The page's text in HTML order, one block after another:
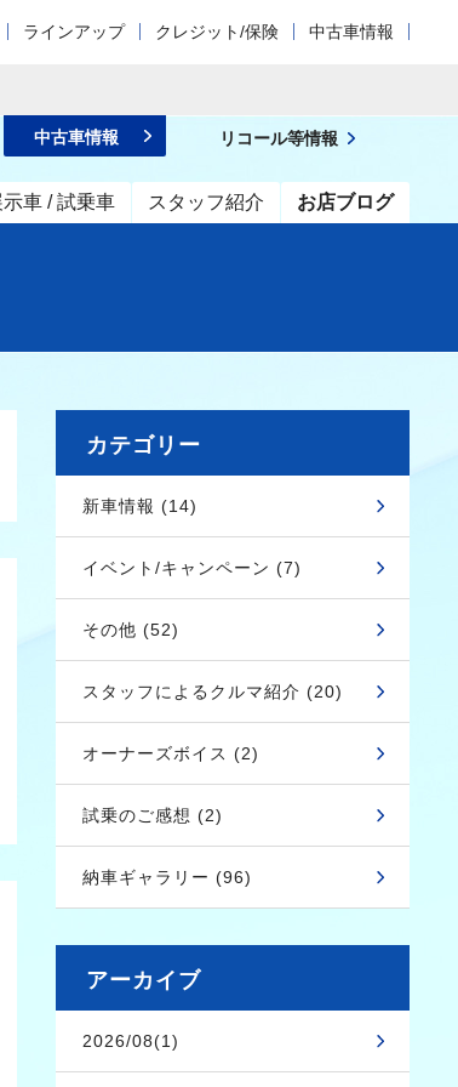
ラインアップ クレジット/保険 中古車情報
示車 / 試乗車 スタッフ紹介 お店ブログ
中古車情報 リコール等情報
カテゴリー
新車情報 (14)
イベント/キャンペーン (7)
その他 (52)
スタッフによるクルマ紹介 (20)
オーナーズボイス (2)
試乗のご感想 (2)
納車ギャラリー (96)
アーカイブ
2026/08(1)